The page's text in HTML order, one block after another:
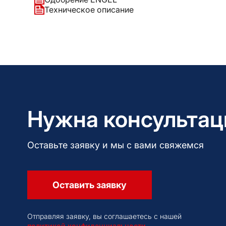
Техническое описание
Нужна
Оставьте заявку и мы с вами свяжемся
Оставить заявку
Отправляя заявку, вы соглашаетесь с нашей